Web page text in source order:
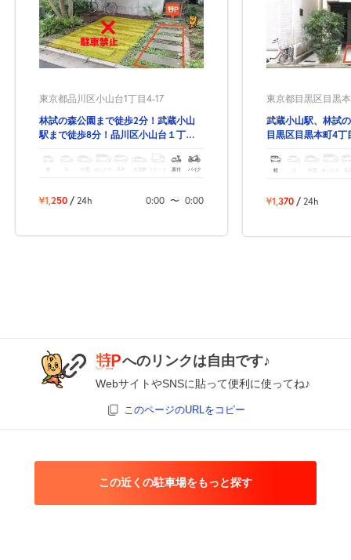
東京都品川区小山台1丁目4-17
林試の森公園まで徒歩2分！武蔵小山
駅まで徒歩8分！品川区小山台１丁目
ボックス SUV トラック 原付 バイク
¥1,250 / 24h 0:00 〜 0:00
東京都目黒区目黒
武蔵小山駅、林試
目黒区目黒本町4丁
軽 中型 ボックス
¥1,370 / 24h
へのリンクは自由です♪
WebサイトやSNSに貼って便利に使ってね♪
このページのURLをコピー
この近くの駐車場をもっと探す